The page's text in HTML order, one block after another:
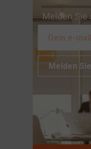
Melden
Melden